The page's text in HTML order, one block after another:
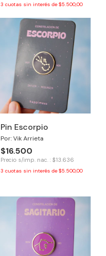
3 cuotas sin interés de $5.500,00
Pin Escorpio
Por: Vik Arrieta
$16.500
Precio s/imp. nac. : $13.636
3 cuotas sin interés de $5.500,00